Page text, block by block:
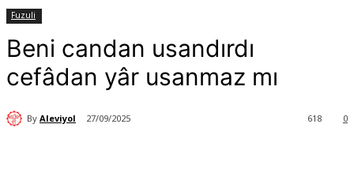
Fuzuli
Beni candan usandırdı
cefâdan yâr usanmaz mı
By Aleviyol 27/09/2025 0
618